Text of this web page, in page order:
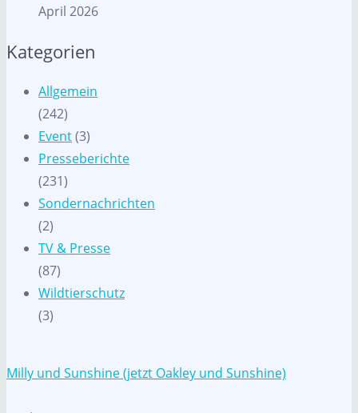
April 2026
Kategorien
Allgemein
(242)
Event(3)
Presseberichte
(231)
Sondernachrichten
(2)
TV & Presse
(87)
Wildtierschutz
(3)
Milly und Sunshine (jetzt Oakley und Sunshine)